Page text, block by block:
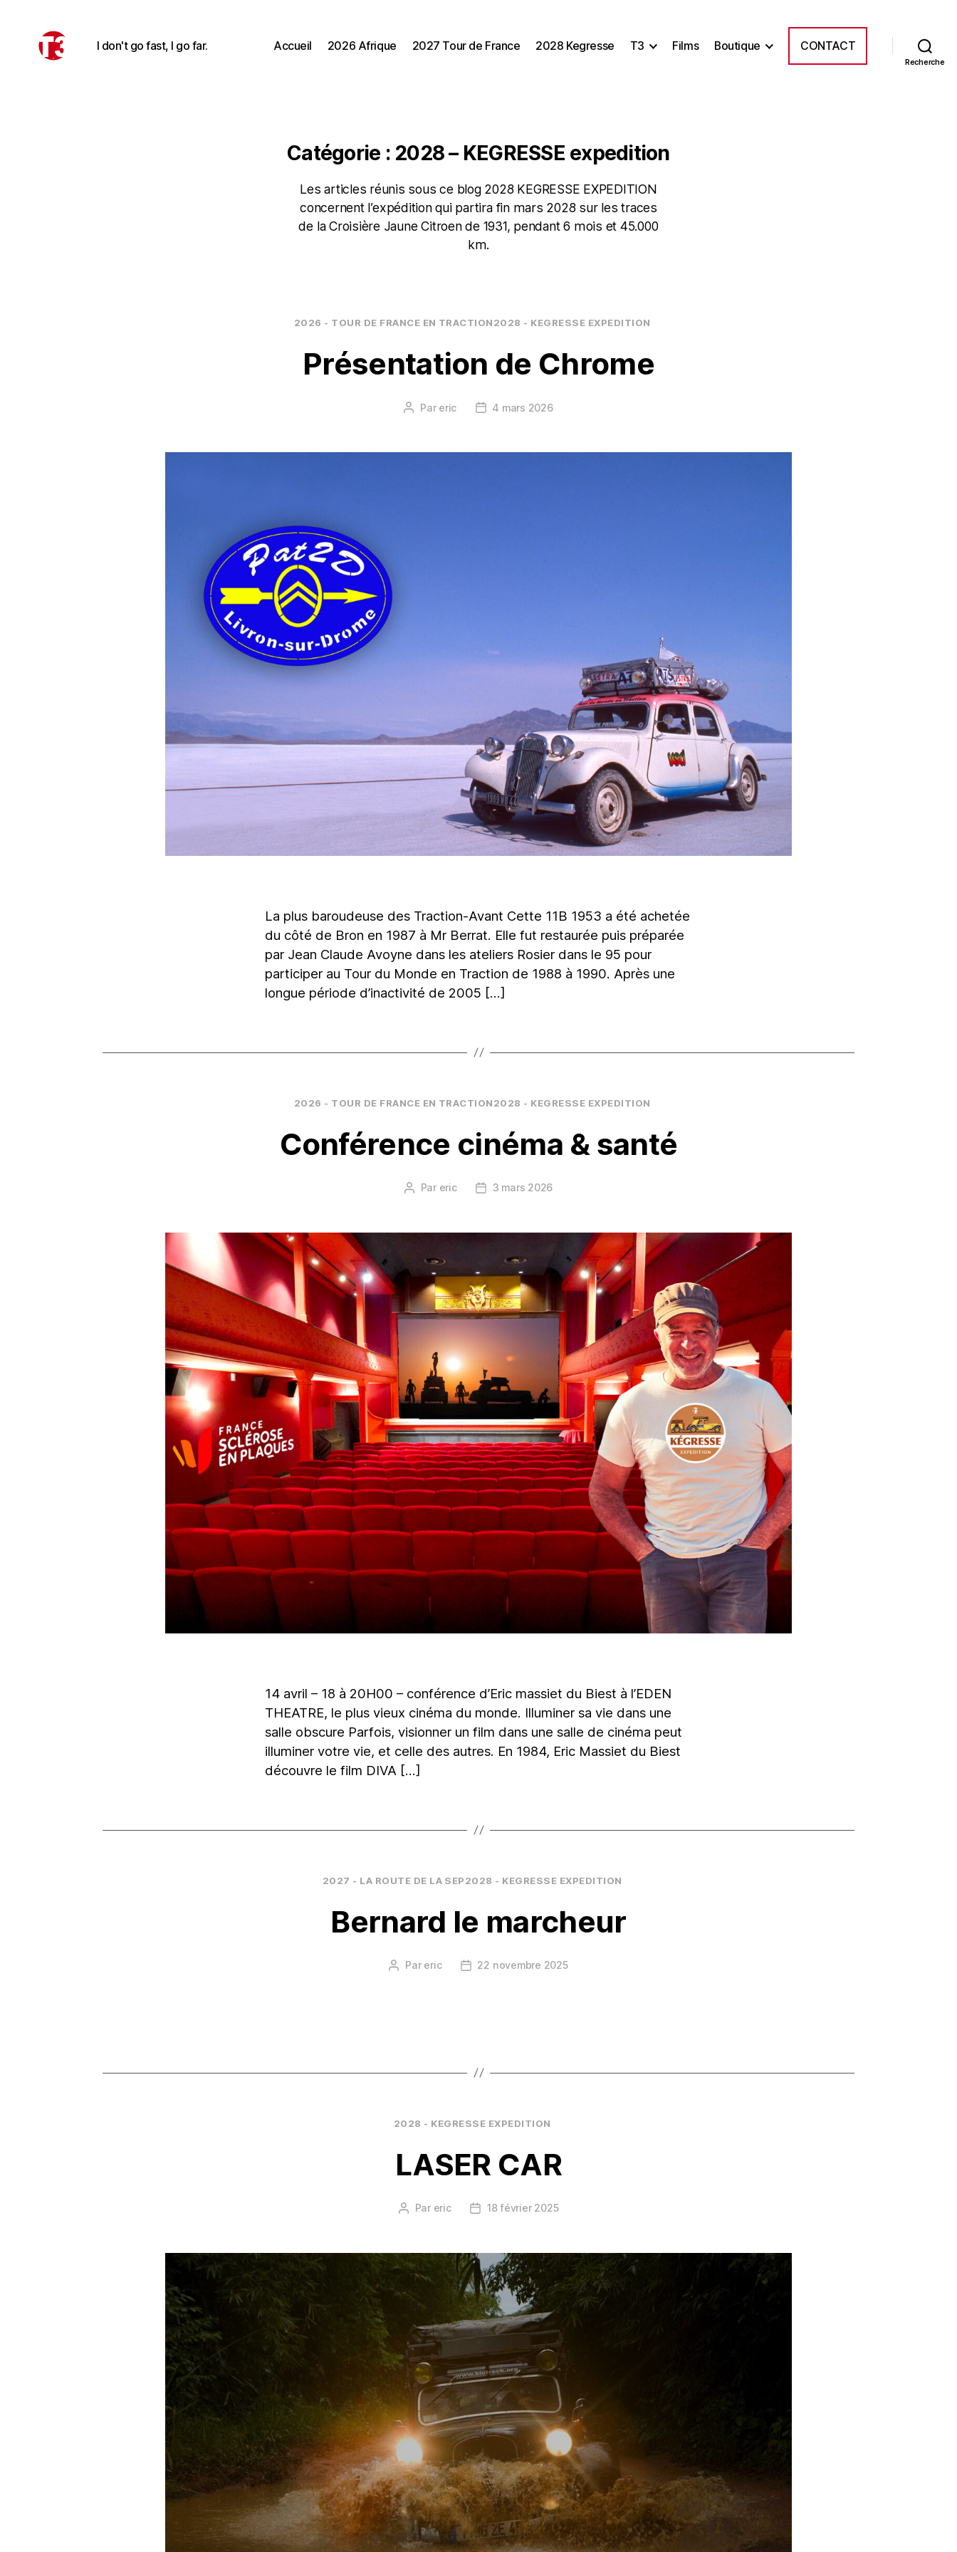
I don't go fast, I go far. Accueil 2026 Afrique 2027 Tour de France 2028 Kegresse T3 Films Boutique CONTACT
Recherche
Catégorie : 2028 – KEGRESSE expedition
Les articles réunis sous ce blog 2028 KEGRESSE EXPEDITION
concernent l’expédition qui partira fin mars 2028 sur les traces
de la Croisière Jaune Citroen de 1931, pendant 6 mois et 45.000
km.
Catégories
2026 - TOUR DE FRANCE EN TRACTION2028 - KEGRESSE EXPEDITION
Présentation de Chrome
Auteur
Par eric
Date4 mars 2026
La plus baroudeuse des Traction-Avant Cette 11B 1953 a été achetée
du côté de Bron en 1987 à Mr Berrat. Elle fut restaurée puis préparée
par Jean Claude Avoyne dans les ateliers Rosier dans le 95 pour
participer au Tour du Monde en Traction de 1988 à 1990. Après une
longue période d’inactivité de 2005 […]
Catégories
2026 - TOUR DE FRANCE EN TRACTION2028 - KEGRESSE EXPEDITION
Conférence cinéma & santé
Auteur
Par eric
Date3 mars 2026
14 avril – 18 à 20H00 – conférence d’Eric massiet du Biest à l’EDEN
THEATRE, le plus vieux cinéma du monde. Illuminer sa vie dans une
salle obscure Parfois, visionner un film dans une salle de cinéma peut
illuminer votre vie, et celle des autres. En 1984, Eric Massiet du Biest
découvre le film DIVA […]
Catégories
2027 - LA ROUTE DE LA SEP2028 - KEGRESSE EXPEDITION
Bernard le marcheur
Auteur
Par eric
Date22 novembre 2025
Catégories
2028 - KEGRESSE EXPEDITION
LASER CAR
Auteur
Par eric
Date18 février 2025